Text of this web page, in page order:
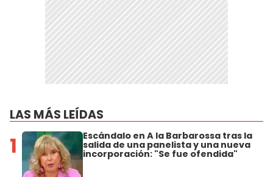
LAS MÁS LEÍDAS
1 Escándalo en A la Barbarossa tras la
salida de una panelista y una nueva
incorporación: "Se fue ofendida"